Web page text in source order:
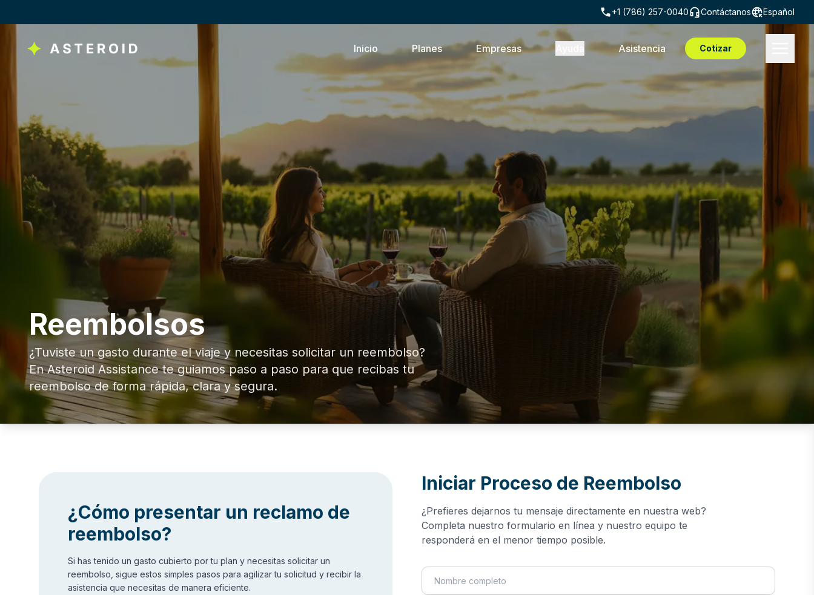
+1 (786) 257-0040 Contáctanos Español
Inicio Planes Empresas Asistencia Cotizar
Reembolsos
¿Tuviste un gasto durante el viaje y necesitas solicitar un reembolso?
En Asteroid Assistance te guiamos paso a paso para que recibas tu
reembolso de forma rápida, clara y segura.
¿Cómo presentar un reclamo de
reembolso?
Si has tenido un gasto cubierto por tu plan y necesitas solicitar un
reembolso, sigue estos simples pasos para agilizar tu solicitud y recibir la
asistencia que necesitas de manera eficiente.
Iniciar Proceso de Reembolso
¿Prefieres dejarnos tu mensaje directamente en nuestra web?
Completa nuestro formulario en línea y nuestro equipo te
responderá en el menor tiempo posible.